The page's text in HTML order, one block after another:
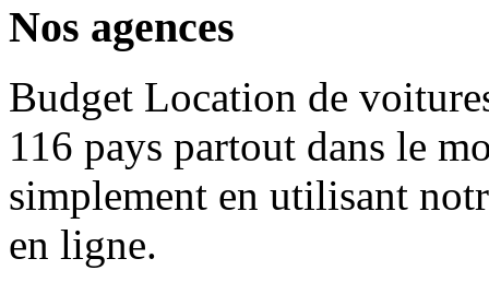
Nos agences
Budget Location de
116 pays partout dans le
simplement en utilisant
en ligne.